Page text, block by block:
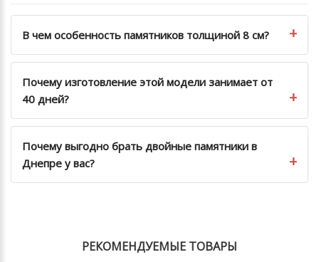
В чем особенность памятников толщиной 8 см?
Почему изготовление этой модели занимает от
40 дней?
Почему выгодно брать двойные памятники в
Днепре у вас?
РЕКОМЕНДУЕМЫЕ ТОВАРЫ